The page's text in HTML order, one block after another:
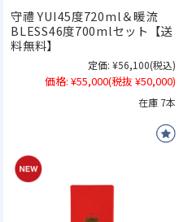
守禮 YUI45度720ml＆暖流
BLESS46度700mlセット【送
料無料】
定価: ¥56,100(税込)
価格: ¥55,000(税抜 ¥50,000)
在庫 7本